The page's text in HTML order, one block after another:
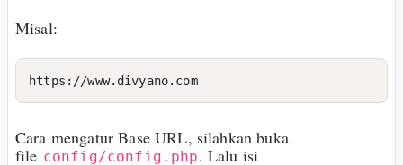
Misal:
https://www.divyano.com
Cara mengatur Base URL, silahkan buka
file config/config.php. Lalu isi